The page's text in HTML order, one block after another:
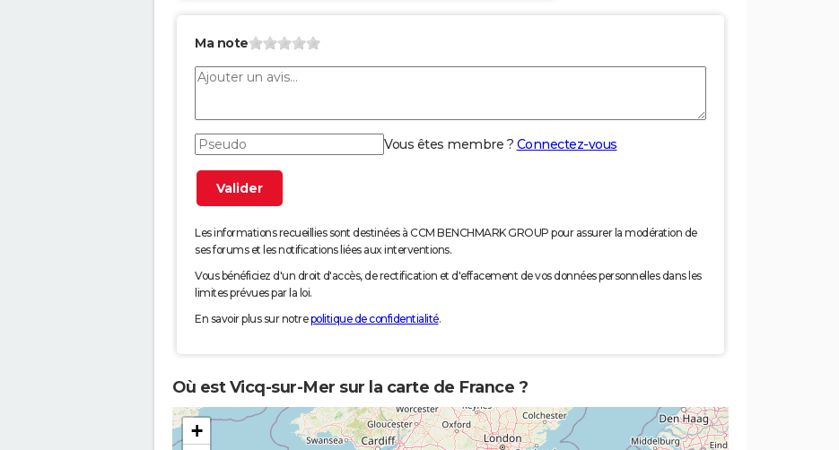
Ma note
Vous êtes membre ? Connectez-vous
Les informations recueillies sont destinées à CCM BENCHMARK GROUP pour assurer la modération de
ses forums et les notifications liées aux interventions.
Vous bénéficiez d'un droit d'accès, de rectification et d'effacement de vos données personnelles dans les
limites prévues par la loi.
En savoir plus sur notrepolitique de confidentialité.
Où est Vicq-sur-Mer sur la carte de France ?
+